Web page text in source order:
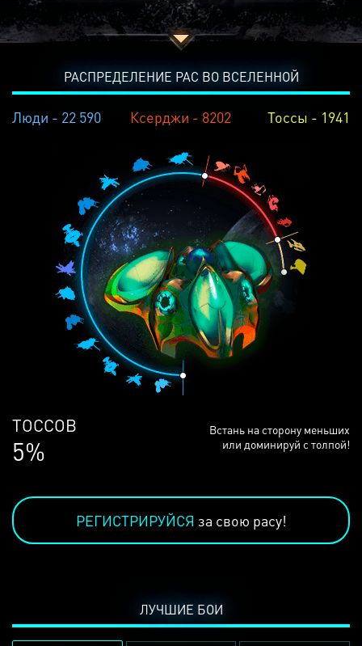
РАСПРЕДЕЛЕНИЕ РАС ВО ВСЕЛЕННОЙ
Люди - 22 590 Ксерджи - 8202 Тоссы - 1941
ЛЮДЕЙ
69%
Встань на сторону меньших
или доминируй с толпой!
РЕГИСТРИРУЙСЯ за свою расу!
ЛУЧШИЕ БОИ